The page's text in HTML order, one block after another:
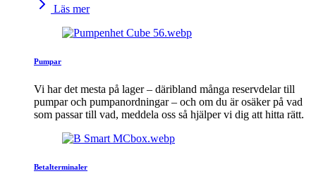
Läs mer
Pumpar
Vi har det mesta på lager – däribland många reservdelar till
pumpar och pumpanordningar – och om du är osäker på vad
som passar till vad, meddela oss så hjälper vi dig att hitta rätt.
Betalterminaler